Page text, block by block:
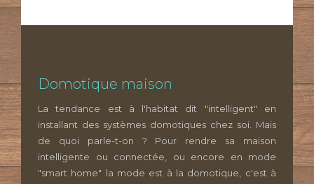
Domotique maison
La tendance est à l'habitat dit "intelligent" en
installant des systèmes domotiques chez soi. Mais
de quoi parle-t-on ? Pour rendre sa maison
intelligente ou connectée, ou encore en mode
"smart home" la mode est à la domotique, c'est à